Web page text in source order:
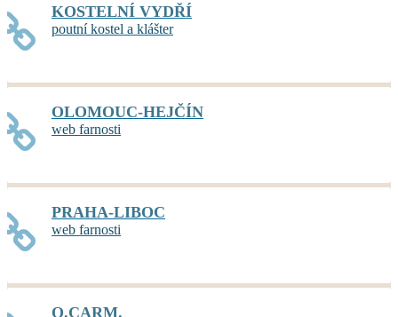
KOSTELNÍ VYDŘÍ
poutní kostel a klášter
OLOMOUC-HEJČÍN
web farnosti
PRAHA-LIBOC
web farnosti
O.CARM.